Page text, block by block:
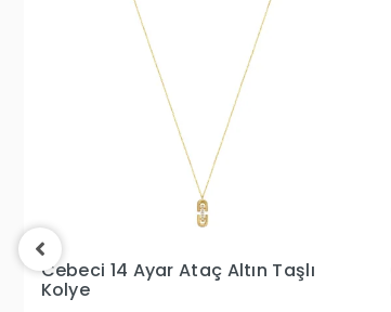
Cebeci 14 Ayar Taşlı Ay Altın
Kolye